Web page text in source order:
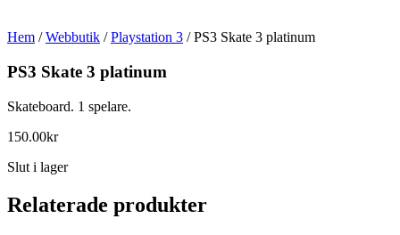
Hem /Webbutik /Playstation 3 / PS3 Skate 3 platinum
PS3 Skate 3 platinum
Skateboard. 1 spelare.
150.00kr
Slut i lager
Relaterade produkter